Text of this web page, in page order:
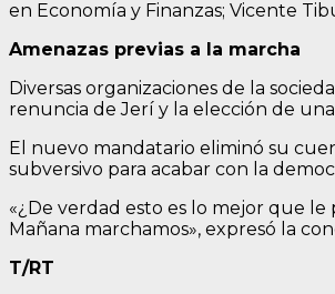
en Economía y Finanzas; Vicente
Amenazas previas a la marcha
Diversas organizaciones de la
renuncia de Jerí y la elección de
El nuevo mandatario eliminó su
subversivo para acabar con la
«¿De verdad esto es lo mejor que
Mañana marchamos», expresó la
T/RT